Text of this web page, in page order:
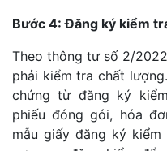
Bước 4: Đăng ký kiểm
Theo thông tư số 2/
phải kiểm tra chất
chứng từ đăng ký
phiếu đóng gói, hóa
mẫu giấy đăng ký